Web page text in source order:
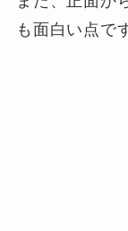
も面白い点で